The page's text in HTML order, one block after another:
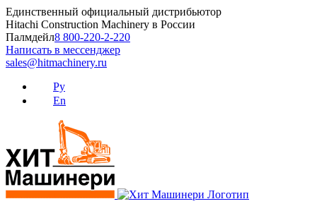
Skip
to
content
Единственный официальный дистрибьютор
Hitachi Construction Machinery в России
Палмдейл8 800-220-2-220
Написать в мессенджер
sales@hitmachinery.ru
Ру
En